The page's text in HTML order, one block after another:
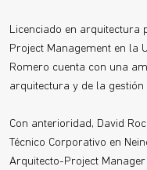
Licenciado en arquitectura
Project Management en la
Romero cuenta con una
arquitectura y de la gestión
Con anterioridad, David
Técnico Corporativo en
Arquitecto-Project